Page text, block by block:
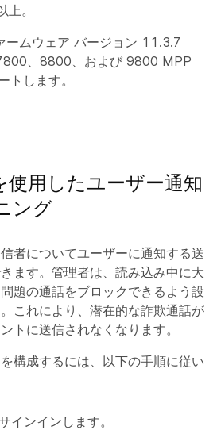
。
ームウェア バージョン 11.3.7
、8800、および 9800 MPP
トします。
用したユーザー通知
ング
者についてユーザーに通知する送
ます。管理者は、読み込み中に大
題の通話をブロックできるよう設
これにより、潜在的な詐欺通話が
トに送信されなくなります。
構成するには、以下の手順に従い
インインします。